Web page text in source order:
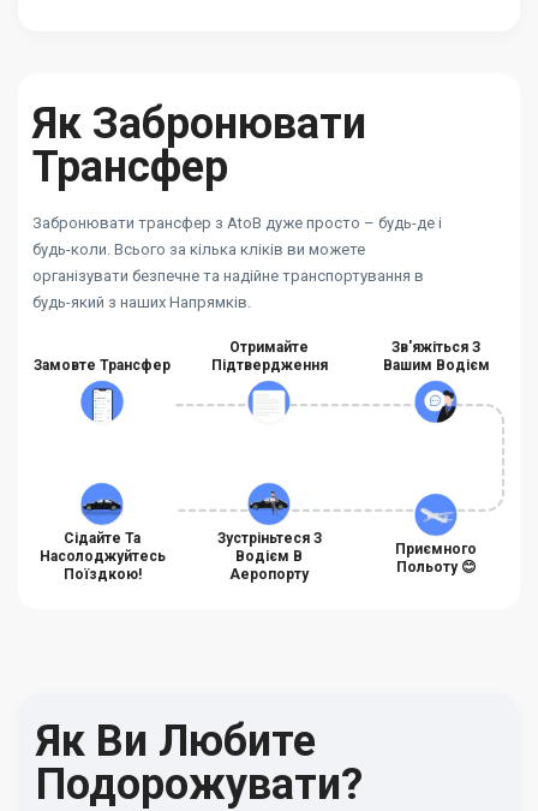
Як Забронювати
Трансфер
Забронювати трансфер з AtoB дуже просто – будь-де і
будь-коли. Всього за кілька кліків ви можете
організувати безпечне та надійне транспортування в
будь-який з наших Напрямків.
Замовте Трансфер
Отримайте
Підтвердження
Зв'яжіться З
Вашим Водієм
Сідайте Та
Насолоджуйтесь
Поїздкою!
Зустріньтеся З
Водієм В
Аеропорту
Приємного
Польоту 😊
Як Ви Любите
Подорожувати?